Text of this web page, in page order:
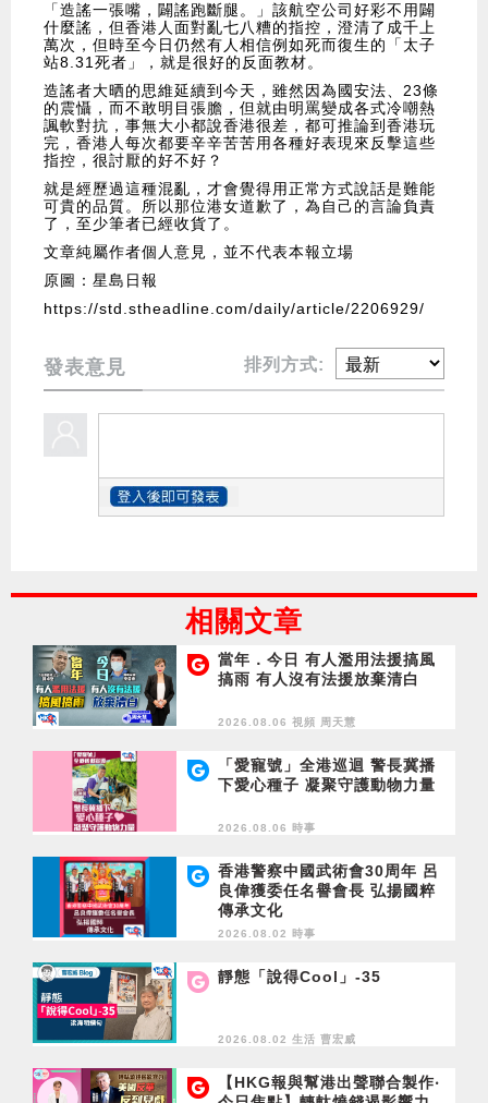
「造謠一張嘴，闢謠跑斷腿。」該航空公司好彩不用闢
什麼謠，但香港人面對亂七八糟的指控，澄清了成千上
萬次，但時至今日仍然有人相信例如死而復生的「太子
站8.31死者」，就是很好的反面教材。
造謠者大晒的思維延續到今天，雖然因為國安法、23條
的震懾，而不敢明目張膽，但就由明罵變成各式冷嘲熱
諷軟對抗，事無大小都說香港很差，都可推論到香港玩
完，香港人每次都要辛辛苦苦用各種好表現來反擊這些
指控，很討厭的好不好？
就是經歷過這種混亂，才會覺得用正常方式說話是難能
可貴的品質。所以那位港女道歉了，為自己的言論負責
了，至少筆者已經收貨了。
文章純屬作者個人意見，並不代表本報立場
原圖：星島日報
https://std.stheadline.com/daily/article/2206929/
發表意見 排列方式:
相關文章
當年．今日 有人濫用法援搞風
搞雨 有人沒有法援放棄清白
2026.08.06 視頻 周天慧
「愛寵號」全港巡迴 警長冀播
下愛心種子 凝聚守護動物力量
2026.08.06 時事
香港警察中國武術會30周年 呂
良偉獲委任名譽會長 弘揚國粹
傳承文化
2026.08.02 時事
靜態「說得Cool」-35
2026.08.02 生活 曹宏威
【HKG報與幫港出聲聯合製作‧